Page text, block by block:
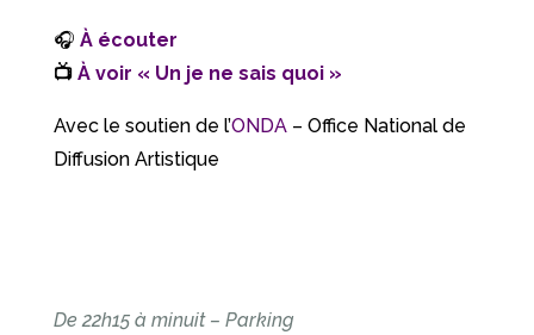
🎧 À écouter
📺 À voir « Un je ne sais quoi »
Avec le soutien de l’ONDA– Office National de
Diffusion Artistique
De 22h15 à minuit – Parking